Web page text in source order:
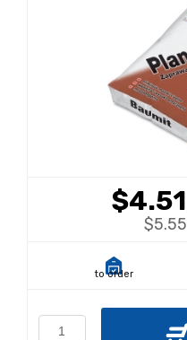
$4.51
to order